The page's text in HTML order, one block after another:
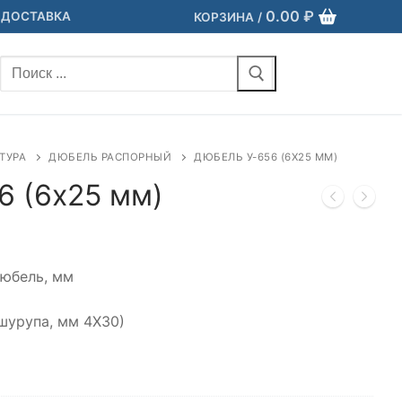
КОРЗИНА / 0.00 ₽
Найти:
ДЮБЕЛЬ РАСПОРНЫЙ ДЮБЕЛЬ У-656 (6Х25 ММ)
(6х25 мм)
мм
мм 4Х30)